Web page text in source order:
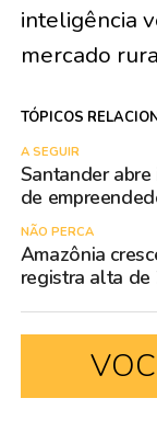
inteligência
mercado
TÓPICOS
A SEGUIR
Santander
de
NÃO PERCA
Amazônia
registra alta de